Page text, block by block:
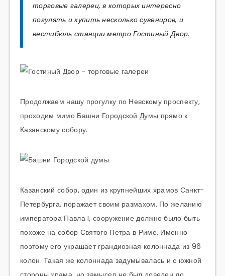
торговые галереи, в которых интересно
погулять и купить несколько сувениров, и
вестибюль станции метро Гостиный Двор.
Продолжаем нашу прогулку по Невскому проспекту,
проходим мимо Башни Городской Думы прямо к
Казанскому собору.
Казанский собор, один из крупнейших храмов Санкт-
Петербурга, поражает своим размахом. По желанию
императора Павла I, сооружение должно было быть
похоже на собор Святого Петра в Риме. Именно
поэтому его украшает грандиозная колоннада из 96
колон. Такая же колоннада задумывалась и с южной